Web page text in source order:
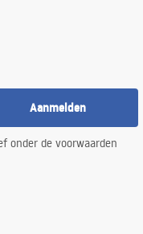
Aanmelden
onder de voorwaarden